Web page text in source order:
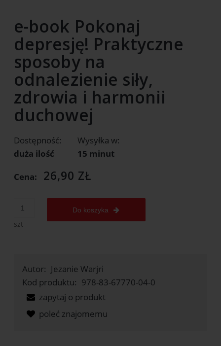
e-book Pokonaj
depresję! Praktyczne
sposoby na
odnalezienie siły,
zdrowia i harmonii
duchowej
Dostępność:
duża ilość
Wysyłka w:
15 minut
Cena: 26,90 ZŁ
szt
Do koszyka
Autor: Jezanie Warjri
Kod produktu: 978-83-67770-04-0
zapytaj o produkt
poleć znajomemu